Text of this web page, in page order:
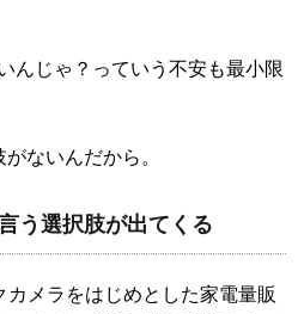
んじゃ？っていう不安も最小限
ないんだから。
う選択肢が出てくる
メラをはじめとした家電量販